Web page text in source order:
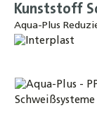
Kunststoff
Aqua-Plus
Bildergalerie